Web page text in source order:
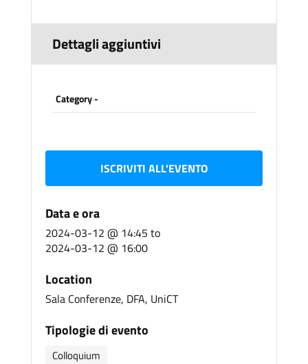
Dettagli aggiuntivi
Category -
ISCRIVITI ALL'EVENTO
Data e ora
2024-03-12 @ 14:45 to
2024-03-12 @ 16:00
Location
Sala Conferenze, DFA, UniCT
Tipologie di evento
Colloquium